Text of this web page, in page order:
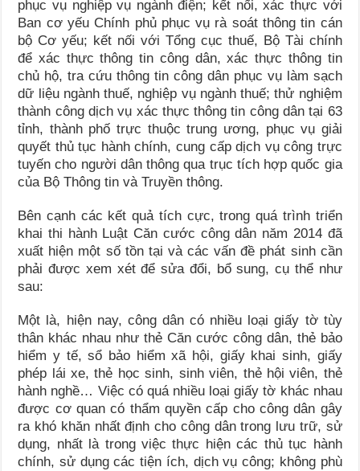
phục vụ nghiệp vụ ngành điện; kết nối, xác thực với
Ban cơ yếu Chính phủ phục vụ rà soát thông tin cán
bộ Cơ yếu; kết nối với Tổng cục thuế, Bộ Tài chính
để xác thực thông tin công dân, xác thực thông tin
chủ hộ, tra cứu thông tin công dân phục vụ làm sạch
dữ liệu ngành thuế, nghiệp vụ ngành thuế; thử nghiệm
thành công dịch vụ xác thực thông tin công dân tại 63
tỉnh, thành phố trực thuộc trung ương, phục vụ giải
quyết thủ tục hành chính, cung cấp dịch vụ công trực
tuyến cho người dân thông qua trục tích hợp quốc gia
của Bộ Thông tin và Truyền thông.
Bên cạnh các kết quả tích cực, trong quá trình triển
khai thi hành Luật Căn cước công dân năm 2014 đã
xuất hiện một số tồn tại và các vấn đề phát sinh cần
phải được xem xét để sửa đổi, bổ sung, cụ thể như
sau:
Một là, hiện nay, công dân có nhiều loại giấy tờ tùy
thân khác nhau như thẻ Căn cước công dân, thẻ bảo
hiểm y tế, sổ bảo hiểm xã hội, giấy khai sinh, giấy
phép lái xe, thẻ học sinh, sinh viên, thẻ hội viên, thẻ
hành nghề… Việc có quá nhiều loại giấy tờ khác nhau
được cơ quan có thẩm quyền cấp cho công dân gây
ra khó khăn nhất định cho công dân trong lưu trữ, sử
dụng, nhất là trong việc thực hiện các thủ tục hành
chính, sử dụng các tiện ích, dịch vụ công; không phù